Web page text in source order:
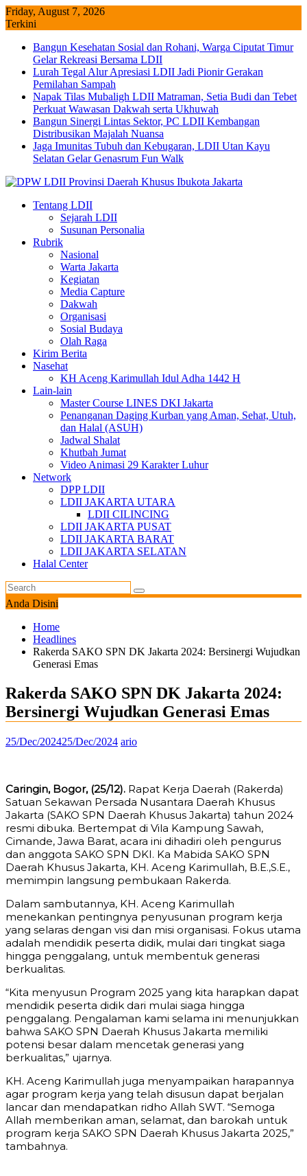
Skip
to
Friday, August 7, 2026
Terkini
Bangun Kesehatan Sosial dan Rohani, Warga Ciputat Timur
Gelar Rekreasi Bersama LDII
Lurah Tegal Alur Apresiasi LDII Jadi Pionir Gerakan
Pemilahan Sampah
Napak Tilas Mubaligh LDII Matraman, Setia Budi dan Tebet
Perkuat Wawasan Dakwah serta Ukhuwah
Bangun Sinergi Lintas Sektor, PC LDII Kembangan
Distribusikan Majalah Nuansa
Jaga Imunitas Tubuh dan Kebugaran, LDII Utan Kayu
Selatan Gelar Genasrum Fun Walk
Tentang LDII
Sejarah LDII
Susunan Personalia
Rubrik
Nasional
Warta Jakarta
Kegiatan
Media Capture
Dakwah
Organisasi
Sosial Budaya
Olah Raga
Kirim Berita
Nasehat
KH Aceng Karimullah Idul Adha 1442 H
Lain-lain
Master Course LINES DKI Jakarta
Penanganan Daging Kurban yang Aman, Sehat, Utuh,
dan Halal (ASUH)
Jadwal Shalat
Khutbah Jumat
Video Animasi 29 Karakter Luhur
Network
DPP LDII
LDII JAKARTA UTARA
LDII CILINCING
LDII JAKARTA PUSAT
LDII JAKARTA BARAT
LDII JAKARTA SELATAN
Halal Center
Anda Disini
Home
Headlines
Rakerda SAKO SPN DK Jakarta 2024: Bersinergi Wujudkan
Generasi Emas
Rakerda SAKO SPN DK Jakarta 2024:
Bersinergi Wujudkan Generasi Emas
25/Dec/202425/Dec/2024 ario
Caringin, Bogor, (25/12). Rapat Kerja Daerah (Rakerda)
Satuan Sekawan Persada Nusantara Daerah Khusus
Jakarta (SAKO SPN Daerah Khusus Jakarta) tahun 2024
resmi dibuka. Bertempat di Vila Kampung Sawah,
Cimande, Jawa Barat, acara ini dihadiri oleh pengurus
dan anggota SAKO SPN DKI. Ka Mabida SAKO SPN
Daerah Khusus Jakarta, KH. Aceng Karimullah, B.E.,S.E.,
memimpin langsung pembukaan Rakerda.
Dalam sambutannya, KH. Aceng Karimullah
menekankan pentingnya penyusunan program kerja
yang selaras dengan visi dan misi organisasi. Fokus utama
adalah mendidik peserta didik, mulai dari tingkat siaga
hingga penggalang, untuk membentuk generasi
berkualitas.
“Kita menyusun Program 2025 yang kita harapkan dapat
mendidik peserta didik dari mulai siaga hingga
penggalang. Pengalaman kami selama ini menunjukkan
bahwa SAKO SPN Daerah Khusus Jakarta memiliki
potensi besar dalam mencetak generasi yang
berkualitas,” ujarnya.
KH. Aceng Karimullah juga menyampaikan harapannya
agar program kerja yang telah disusun dapat berjalan
lancar dan mendapatkan ridho Allah SWT. “Semoga
Allah memberikan aman, selamat, dan barokah untuk
program kerja SAKO SPN Daerah Khusus Jakarta 2025,”
tambahnya.